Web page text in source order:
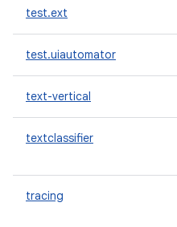
test.ext
test.uiautomator
text-vertical
textclassifier
tracing